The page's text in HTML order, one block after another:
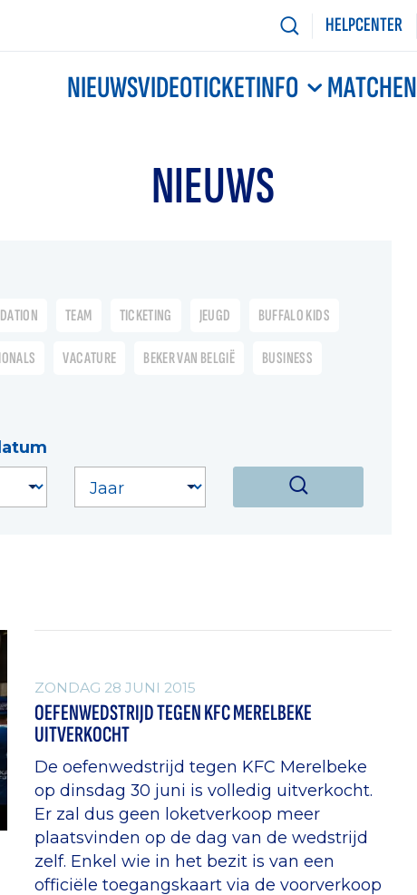
HELPCENTER
NIEUWSVIDEOTICKETINFO MATCHEN
NIEUWS
TEAM TICKETING JEUGD BUFFALO KIDS
VACATURE BEKER VAN BELGIË BUSINESS
ZONDAG 28 JUNI 2015
OEFENWEDSTRIJD TEGEN KFC MERELBEKE
UITVERKOCHT
De oefenwedstrijd tegen KFC Merelbeke
op dinsdag 30 juni is volledig uitverkocht.
Er zal dus geen loketverkoop meer
plaatsvinden op de dag van de wedstrijd
zelf. Enkel wie in het bezit is van een
officiële toegangskaart via de voorverkoop